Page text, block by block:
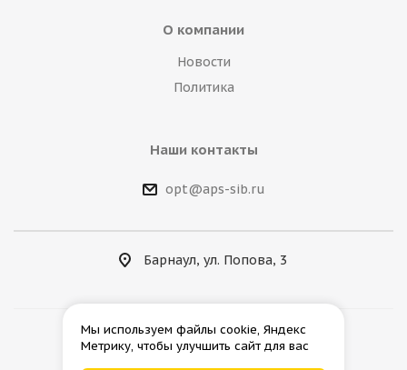
О компании
Новости
Политика
Наши контакты
opt@aps-sib.ru
Барнаул, ул. Попова, 3
2026 © АгроПромСнаб
Мы используем файлы cookie, Яндекс
Метрику, чтобы улучшить сайт для вас